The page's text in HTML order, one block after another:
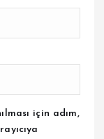
için adım,